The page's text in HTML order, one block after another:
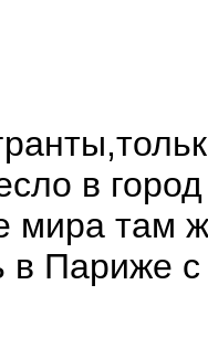
в
там
в Париже с